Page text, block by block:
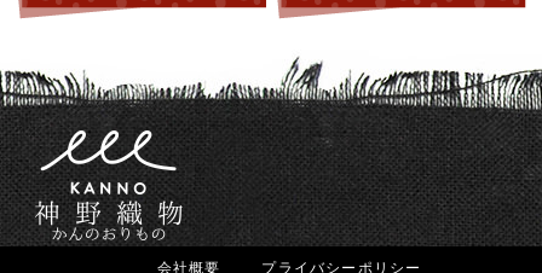
会社概要 プライバシーポリシー